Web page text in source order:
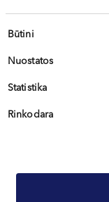
Sutikimo
Būtini
Nuostatos
Statistika
Rinkodara
Dr.
Vilnius, S.